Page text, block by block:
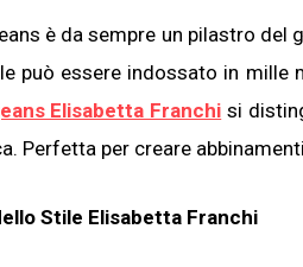
è da sempre un pilastro del
può essere indossato in mille
Elisabetta Franchi si
Perfetta per creare
Stile Elisabetta Franchi